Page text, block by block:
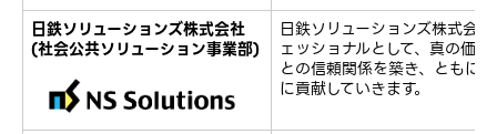
日鉄ソリューションズ株式会社
(社会公共ソリューション事業部)
日鉄ソリューションズ株式会
ェッショナルとして、真の価
との信頼関係を築き、ともに
に貢献していきます。